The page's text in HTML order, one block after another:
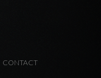
CONTACT